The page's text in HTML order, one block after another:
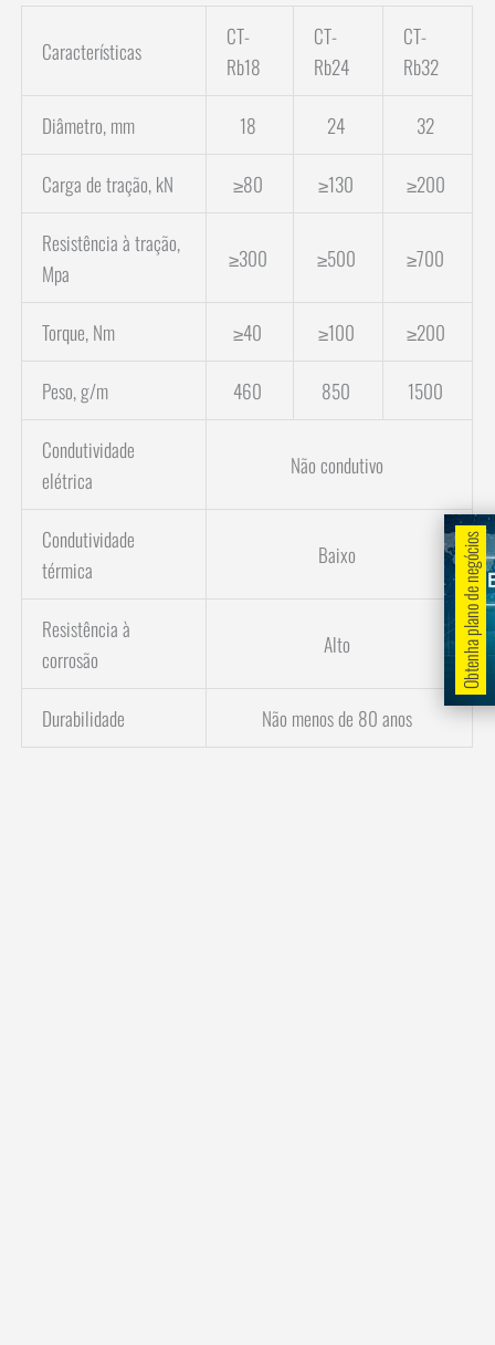
Características
CT-
Rb18
CT-
Rb24
CT-
Rb32
Diâmetro, mm 18 24 32
Carga de tração, kN ≥80 ≥130 ≥200
Resistência à tração,
Mpa
≥300 ≥500 ≥700
Torque, Nm ≥40 ≥100 ≥200
Peso, g/m 460 850 1500
Condutividade
elétrica
Não condutivo
Condutividade
térmica
Baixo
Resistência à
corrosão
Alto
Durabilidade Não menos de 80 anos
Obtenha plano de negócios